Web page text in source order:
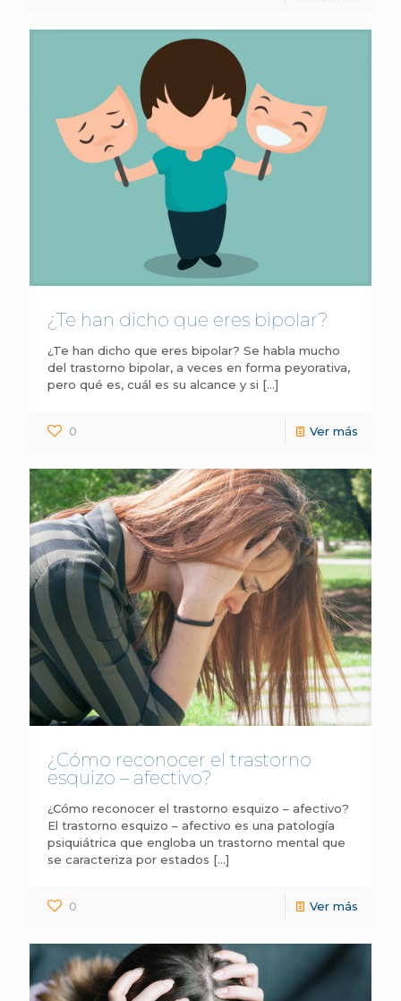
¿Te han dicho que eres bipolar?
¿Te han dicho que eres bipolar? Se habla mucho
del trastorno bipolar, a veces en forma peyorativa,
pero qué es, cuál es su alcance y si […]
0 Ver más
¿Cómo reconocer el trastorno
esquizo – afectivo?
¿Cómo reconocer el trastorno esquizo – afectivo?
El trastorno esquizo – afectivo es una patología
psiquiátrica que engloba un trastorno mental que
se caracteriza por estados […]
0 Ver más